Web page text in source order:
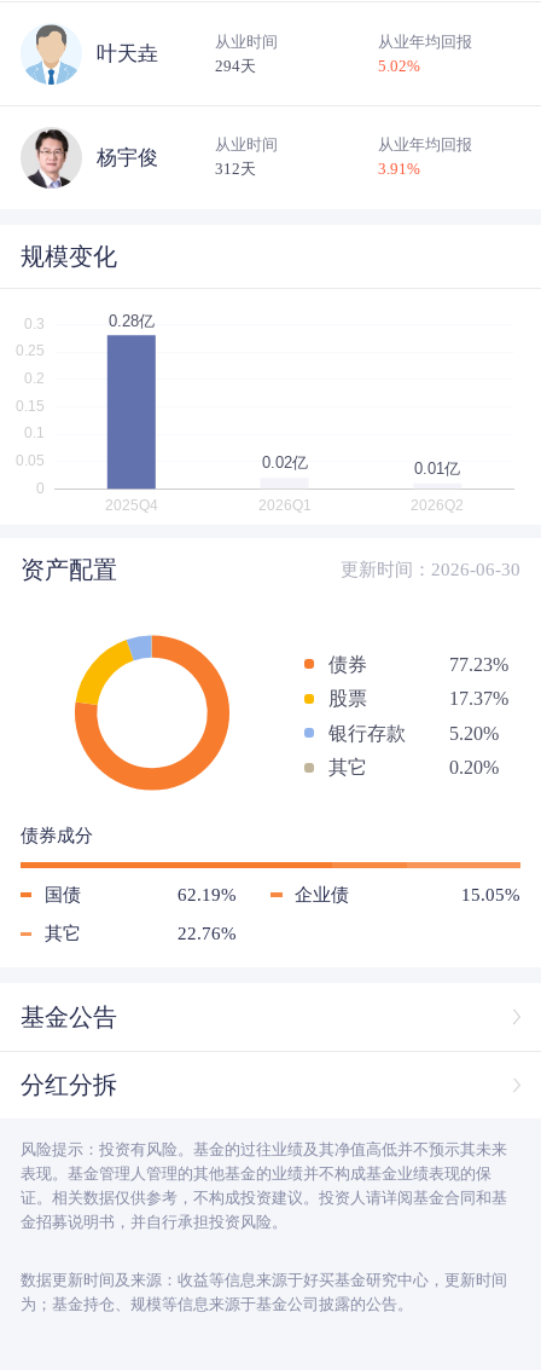
叶天垚
从业时间
294天
从业年均回报
5.02%
杨宇俊
从业时间
312天
从业年均回报
3.91%
规模变化
资产配置 更新时间：2026-06-30
债券
77.23%
股票
17.37%
银行存款
5.20%
其它
0.20%
债券成分
国债 62.19% 企业债 15.05%
其它 22.76%
基金公告
分红分拆
风险提示：投资有风险。基金的过往业绩及其净值高低并不预示其未来
表现。基金管理人管理的其他基金的业绩并不构成基金业绩表现的保
证。相关数据仅供参考，不构成投资建议。投资人请详阅基金合同和基
金招募说明书，并自行承担投资风险。
数据更新时间及来源：收益等信息来源于好买基金研究中心，更新时间
为；基金持仓、规模等信息来源于基金公司披露的公告。